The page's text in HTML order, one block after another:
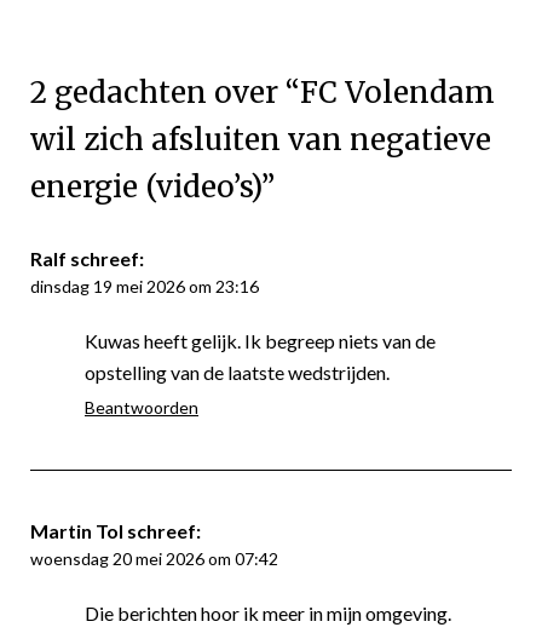
2 gedachten over “FC Volendam
wil zich afsluiten van negatieve
energie (video’s)”
Ralf schreef:
dinsdag 19 mei 2026 om 23:16
Kuwas heeft gelijk. Ik begreep niets van de
opstelling van de laatste wedstrijden.
Beantwoorden
Martin Tol schreef:
woensdag 20 mei 2026 om 07:42
Die berichten hoor ik meer in mijn omgeving.